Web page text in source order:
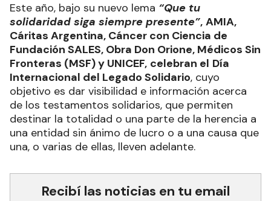
Este año, bajo su nuevo lema “Que tu
solidaridad siga siempre presente”, AMIA,
Cáritas Argentina, Cáncer con Ciencia de
Fundación SALES, Obra Don Orione, Médicos Sin
Fronteras (MSF) y UNICEF, celebran el Día
Internacional del Legado Solidario, cuyo
objetivo es dar visibilidad e información acerca
de los testamentos solidarios, que permiten
destinar la totalidad o una parte de la herencia a
una entidad sin ánimo de lucro o a una causa que
una, o varias de ellas, lleven adelante.
Recibí las noticias en tu email